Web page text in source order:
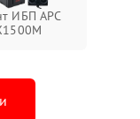
ИБП APC